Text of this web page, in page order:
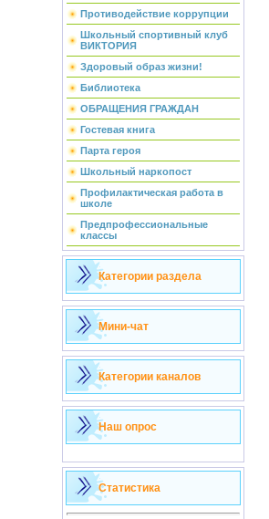
Противодействие коррупции
Школьный спортивный клуб
ВИКТОРИЯ
Здоровый образ жизни!
Библиотека
ОБРАЩЕНИЯ ГРАЖДАН
Гостевая книга
Парта героя
Школьный наркопост
Профилактическая работа в
школе
Предпрофессиональные
классы
Категории раздела
Мини-чат
Категории каналов
Наш опрос
Статистика